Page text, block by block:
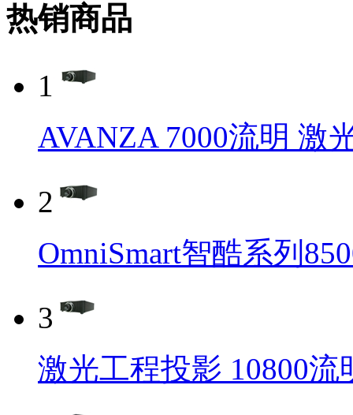
热销商品
1
AVANZA 7000流明 激
2
OmniSmart智酷系列
3
激光工程投影 10800流